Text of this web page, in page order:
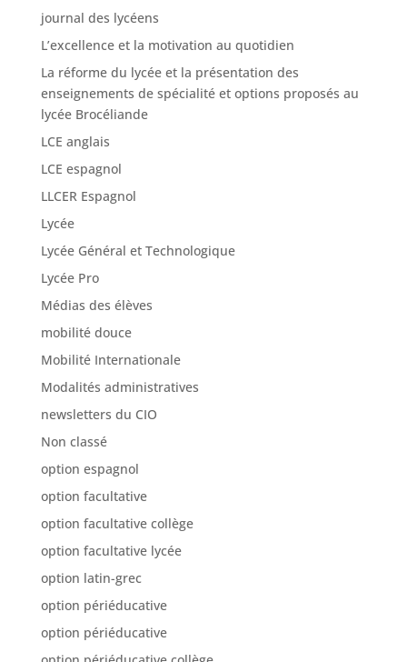
journal des lycéens
L’excellence et la motivation au quotidien
La réforme du lycée et la présentation des
enseignements de spécialité et options proposés au
lycée Brocéliande
LCE anglais
LCE espagnol
LLCER Espagnol
Lycée
Lycée Général et Technologique
Lycée Pro
Médias des élèves
mobilité douce
Mobilité Internationale
Modalités administratives
newsletters du CIO
Non classé
option espagnol
option facultative
option facultative collège
option facultative lycée
option latin-grec
option périéducative
option périéducative